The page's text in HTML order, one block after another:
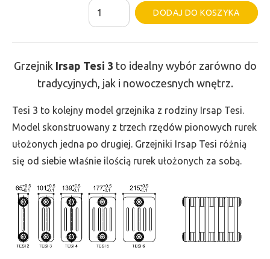
ilość
Grzejnik
-
wys.
600,
szer.
1620,
2181
DODAJ DO KOSZYKA
Grzejnik Irsap Tesi 3 to idealny wybór zarówno do
tradycyjnych, jak i nowoczesnych wnętrz.
Tesi 3 to kolejny model grzejnika z rodziny Irsap Tesi.
Model skonstruowany z trzech rzędów pionowych rurek
ułożonych jedna po drugiej. Grzejniki Irsap Tesi różnią
się od siebie właśnie ilością rurek ułożonych za sobą.